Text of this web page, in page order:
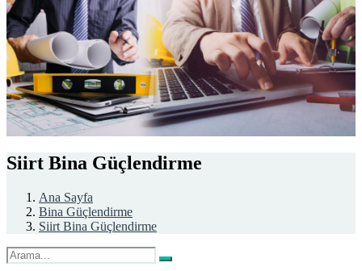
Siirt Bina Güçlendirme
Ana Sayfa
Bina Güçlendirme
Siirt Bina Güçlendirme